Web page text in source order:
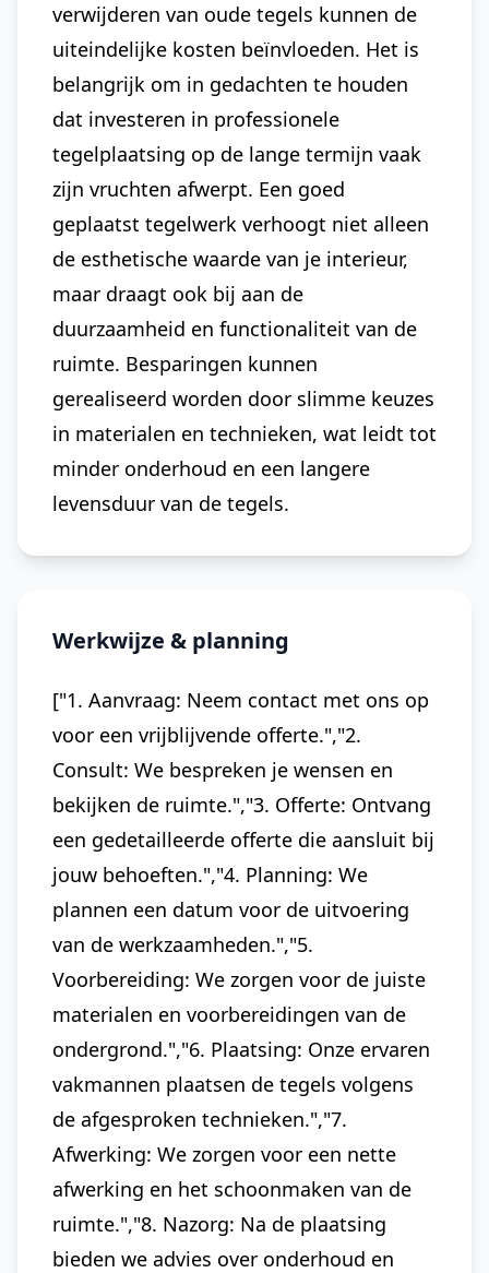
verwijderen van oude tegels kunnen de
uiteindelijke kosten beïnvloeden. Het is
belangrijk om in gedachten te houden
dat investeren in professionele
tegelplaatsing op de lange termijn vaak
zijn vruchten afwerpt. Een goed
geplaatst tegelwerk verhoogt niet alleen
de esthetische waarde van je interieur,
maar draagt ook bij aan de
duurzaamheid en functionaliteit van de
ruimte. Besparingen kunnen
gerealiseerd worden door slimme keuzes
in materialen en technieken, wat leidt tot
minder onderhoud en een langere
levensduur van de tegels.
Werkwijze & planning
["1. Aanvraag: Neem contact met ons op
voor een vrijblijvende offerte.","2.
Consult: We bespreken je wensen en
bekijken de ruimte.","3. Offerte: Ontvang
een gedetailleerde offerte die aansluit bij
jouw behoeften.","4. Planning: We
plannen een datum voor de uitvoering
van de werkzaamheden.","5.
Voorbereiding: We zorgen voor de juiste
materialen en voorbereidingen van de
ondergrond.","6. Plaatsing: Onze ervaren
vakmannen plaatsen de tegels volgens
de afgesproken technieken.","7.
Afwerking: We zorgen voor een nette
afwerking en het schoonmaken van de
ruimte.","8. Nazorg: Na de plaatsing
bieden we advies over onderhoud en